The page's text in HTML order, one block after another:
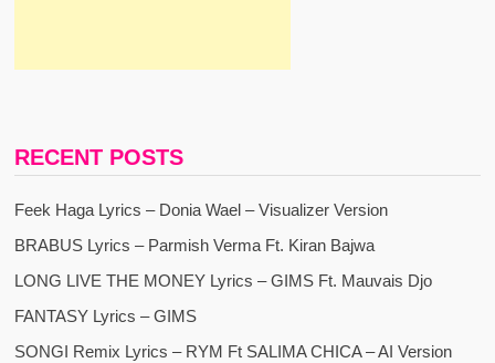
RECENT POSTS
Feek Haga Lyrics – Donia Wael – Visualizer Version
BRABUS Lyrics – Parmish Verma Ft. Kiran Bajwa
LONG LIVE THE MONEY Lyrics – GIMS Ft. Mauvais Djo
FANTASY Lyrics – GIMS
SONGI Remix Lyrics – RYM Ft SALIMA CHICA – AI Version